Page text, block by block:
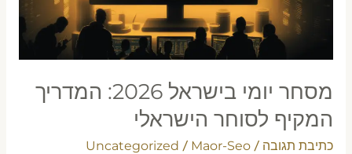
מסחר יומי בישראל 2026: המדריך
המקיף לסוחר הישראלי
כתיבת תגובה /
Uncategorized / Maor-Seo
לסוחר
הישראלי